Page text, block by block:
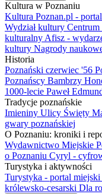
Kultura w Poznaniu
Kultura Poznan.pl -
Wydział kultury
kulturalny Afisz -
kultury Nagrody
Historia
Poznański czerwiec '56
Poznańscy Bambrzy
1000-lecie Paweł
Tradycje poznańskie
Imieniny Ulicy Święty
gwary poznańskiej
O Poznaniu: kroniki i
Wydawnictwo Miejskie
o Poznaniu Cyryl -
Turystyka i aktywności
Turystyka - portal miejski
królewsko-cesarski Dla